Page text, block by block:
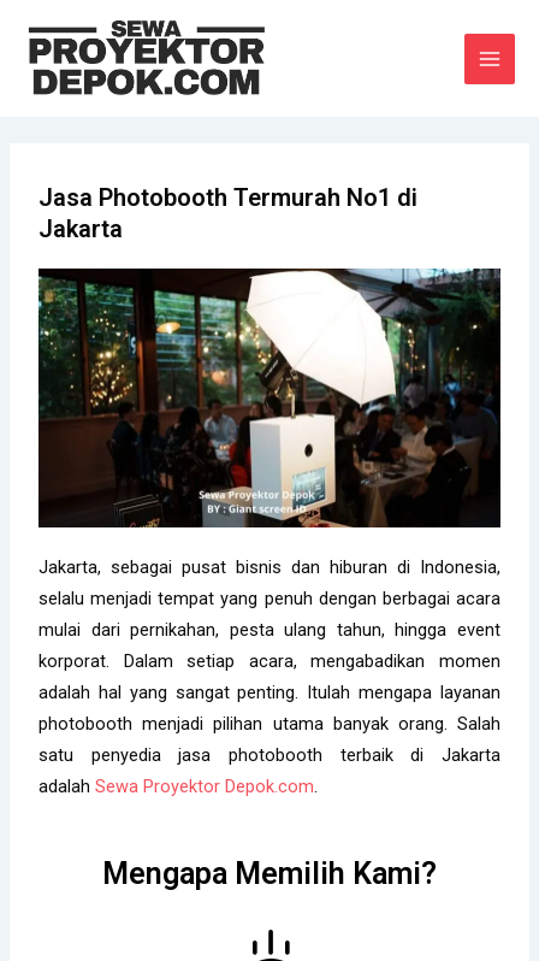
konten
Jasa Photobooth Termurah No1 di
Jakarta
Jakarta, sebagai pusat bisnis dan hiburan di Indonesia,
selalu menjadi tempat yang penuh dengan berbagai acara
mulai dari pernikahan, pesta ulang tahun, hingga event
korporat. Dalam setiap acara, mengabadikan momen
adalah hal yang sangat penting. Itulah mengapa layanan
photobooth menjadi pilihan utama banyak orang. Salah
satu penyedia jasa photobooth terbaik di Jakarta
adalahSewa Proyektor Depok.com.
Mengapa Memilih Kami?